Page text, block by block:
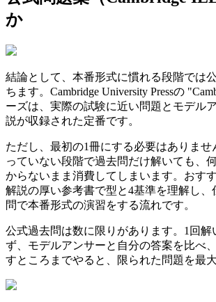
か
結論として、本番形式に慣れる段階では
ちます。Cambridge University Pressの
ーズは、実際の試験に近い問題とモデル
説が収録された定番です。
ただし、最初の1冊にする必要はありませ
っていない段階で過去問だけ解いても、
からないまま消費してしまいます。おす
解説の厚い参考書で型と4基準を理解し、
問で本番形式の演習をする流れです。
公式過去問は数に限りがあります。1回解
ず、モデルアンサーと自分の答案を比べ
すところまでやると、限られた問題を最